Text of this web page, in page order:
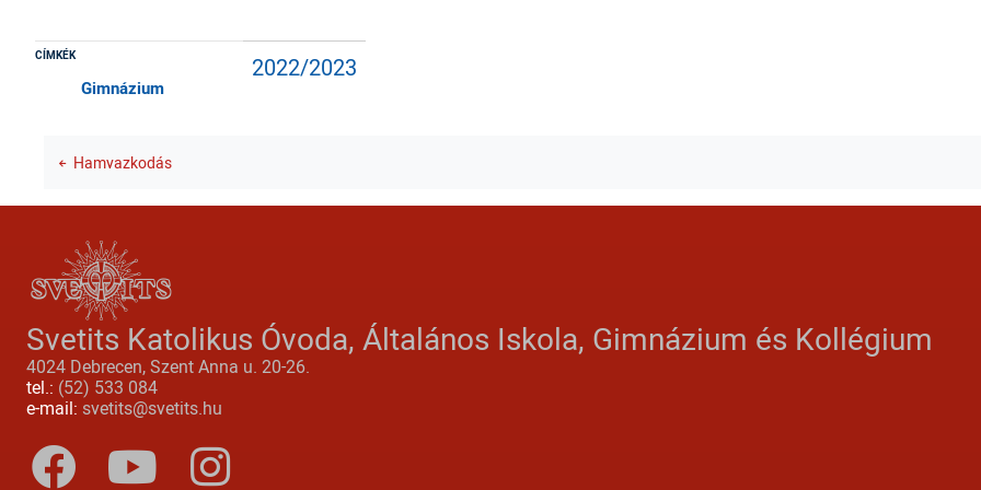
2022/2023
CÍMKÉK
Gimnázium
Hamvazkodás
Svetits Katolikus Óvoda, Általános Iskola, Gimnázium és Kollégium
4024 Debrecen, Szent Anna u. 20-26.
tel.: (52) 533 084
e-mail: svetits@svetits.hu